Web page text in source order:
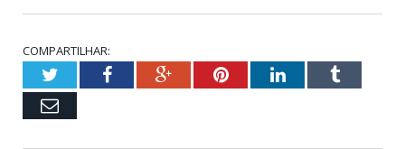
COMPARTILHAR:
TwitterFacebookGoogle+PinterestLinkedInTumblr
Email